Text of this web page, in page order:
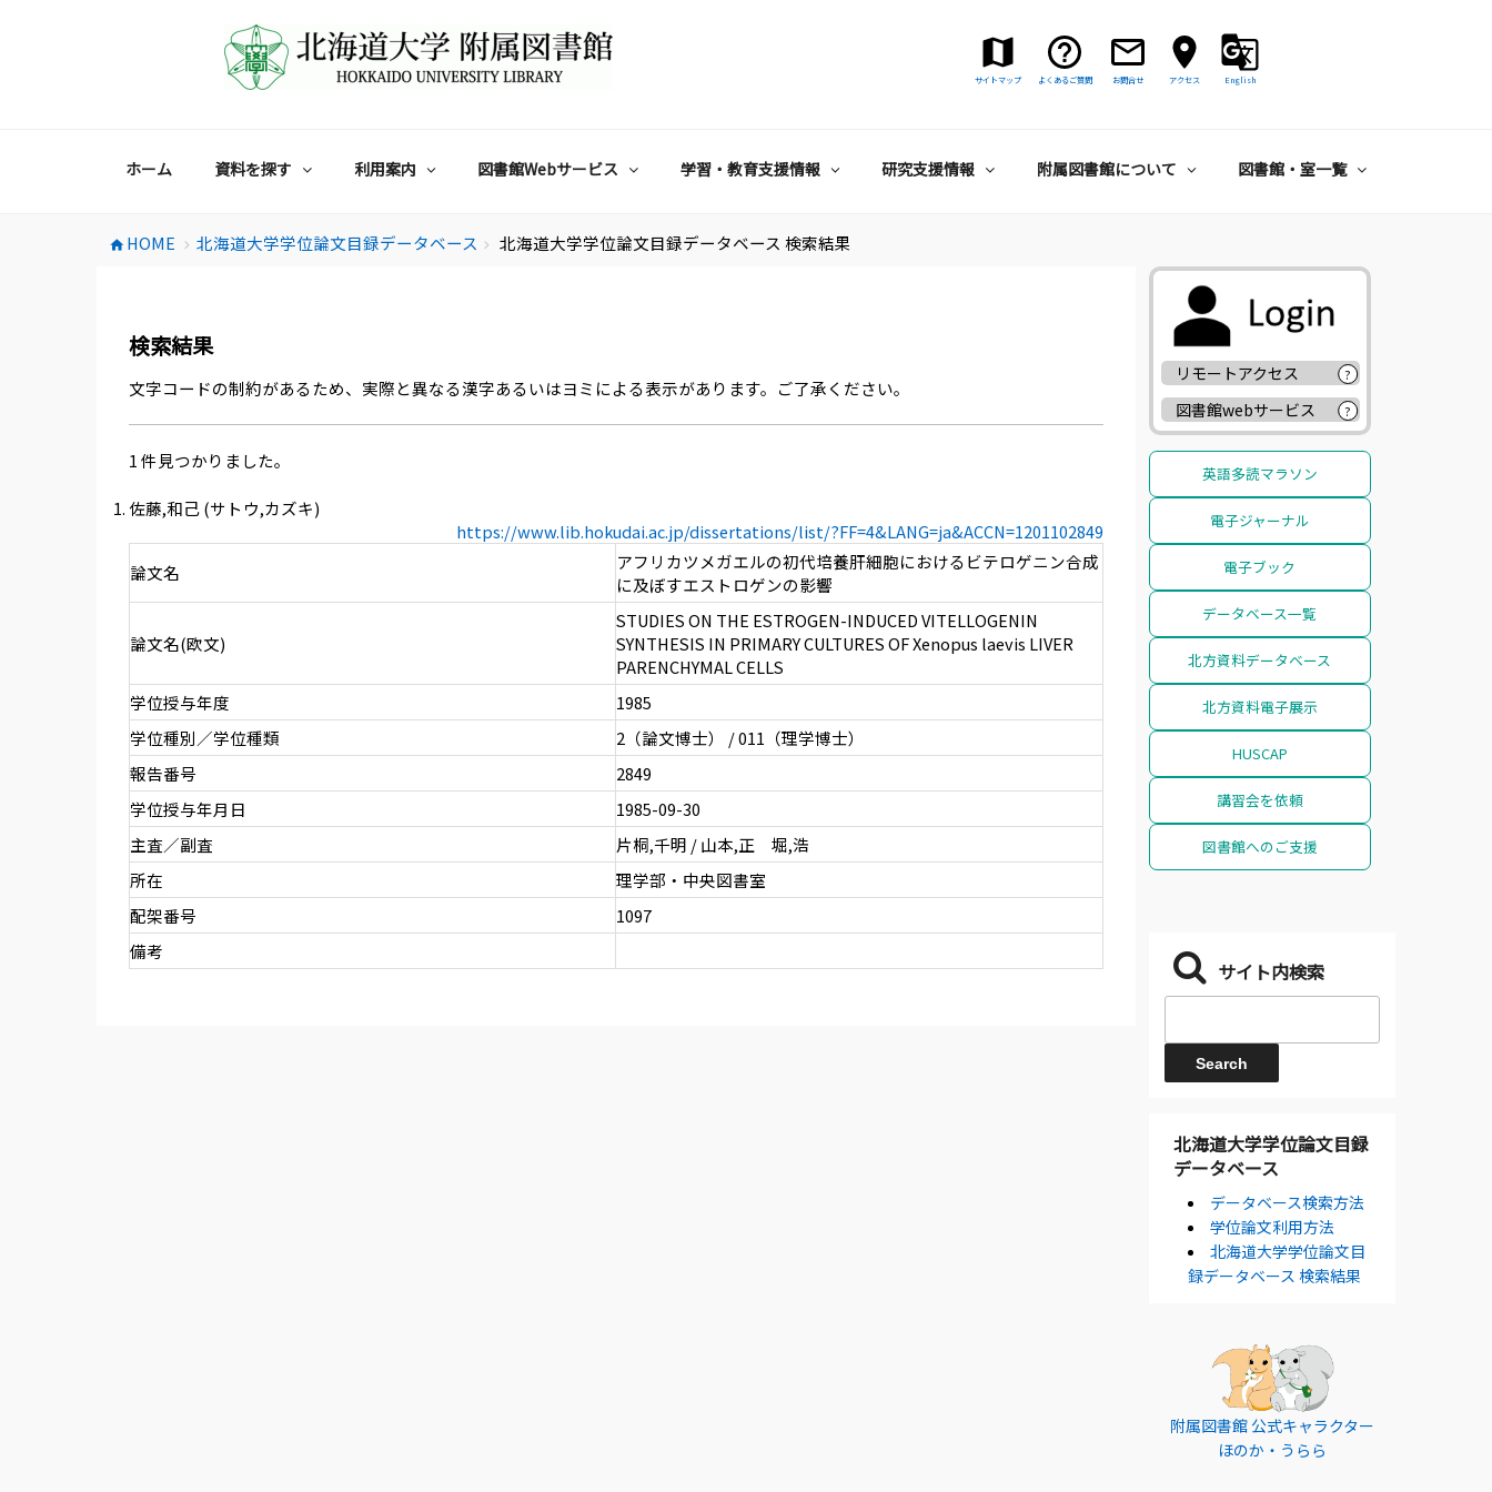
サイトマップ よくあるご質問 お問合せ アクセス English
ホーム 資料を探す 利用案内 図書館Webサービス 学習・教育支援情報 研究支援情報 附属図書館について 図書館・室一覧
home HOME chevron_right 北海道大学学位論文目録データベース chevron_right 北海道大学学位論文目録データベース 検索結果
検索結果
文字コードの制約があるため、実際と異なる漢字あるいはヨミによる表示があります。ご了承ください。
1 件見つかりました。
佐藤,和己 (サトウ,カズキ)
https://www.lib.hokudai.ac.jp/dissertations/list/?FF=4&LANG=ja&ACCN=1201102849
論文名
アフリカツメガエルの初代培養肝細胞におけるビテロゲニン合成
に及ぼすエストロゲンの影響
論文名(欧文)
STUDIES ON THE ESTROGEN-INDUCED VITELLOGENIN
SYNTHESIS IN PRIMARY CULTURES OF Xenopus laevis LIVER
PARENCHYMAL CELLS
学位授与年度
1985
学位種別／学位種類
2（論文博士） / 011（理学博士）
報告番号
2849
学位授与年月日
1985-09-30
主査／副査
片桐,千明 / 山本,正 堀,浩
所在
理学部・中央図書室
配架番号
1097
備考
リモートアクセス ?
図書館webサービス ?
英語多読マラソン
電子ジャーナル
電子ブック
データベース一覧
北方資料データベース
北方資料電子展示
HUSCAP
講習会を依頼
図書館へのご支援
サイト内検索
北海道大学学位論文目録
データベース
データベース検索方法
学位論文利用方法
北海道大学学位論文目
録データベース 検索結果
附属図書館 公式キャラクター
ほのか・うらら